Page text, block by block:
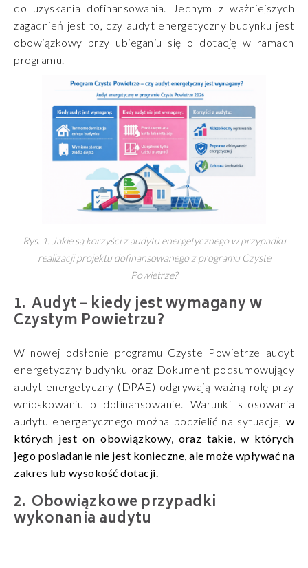
do uzyskania dofinansowania. Jednym z ważniejszych
zagadnień jest to, czy audyt energetyczny budynku jest
obowiązkowy przy ubieganiu się o dotację w ramach
programu.
Rys. 1. Jakie są korzyści z audytu energetycznego w przypadku
realizacji projektu dofinansowanego z programu Czyste
Powietrze?
Audyt – kiedy jest wymagany w
Czystym Powietrzu?
W nowej odsłonie programu Czyste Powietrze audyt
energetyczny budynku oraz Dokument podsumowujący
audyt energetyczny (DPAE) odgrywają ważną rolę przy
wnioskowaniu o dofinansowanie. Warunki stosowania
audytu energetycznego można podzielić na sytuacje, w
których jest on obowiązkowy, oraz takie, w których
jego posiadanie nie jest konieczne, ale może wpływać na
zakres lub wysokość dotacji.
Obowiązkowe przypadki
wykonania audytu